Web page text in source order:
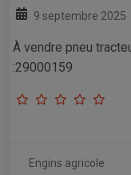
9 septembre 2025
À vendre pneu
:29000159
Engins agricole